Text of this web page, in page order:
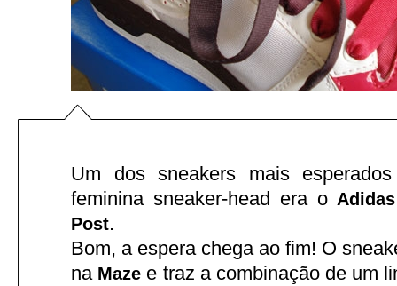
Um dos sneakers mais
feminina sneaker-head era o
Post.
Bom, a espera chega ao fim! O
na Maze e traz a combinação de um